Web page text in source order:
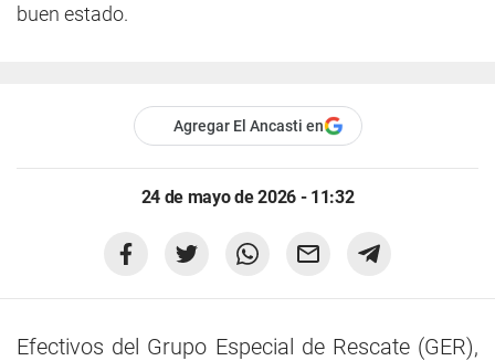
buen estado.
Agregar El Ancasti en
24 de mayo de 2026 - 11:32
Efectivos del Grupo Especial de Rescate (GER),